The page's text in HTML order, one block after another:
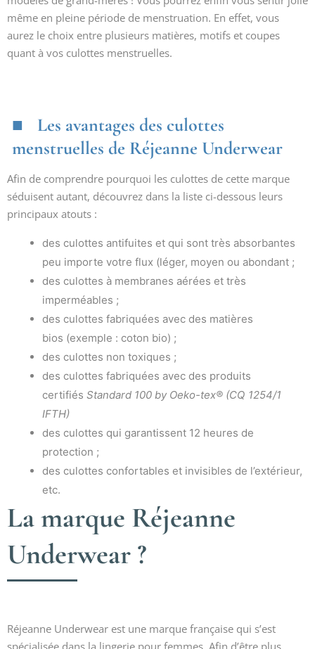
même en pleine période de menstruation. En effet, vous
aurez le choix entre plusieurs matières, motifs et coupes
quant à vos culottes menstruelles.
Les avantages des culottes
menstruelles de Réjeanne Underwear
Afin de comprendre pourquoi les culottes de cette marque
séduisent autant, découvrez dans la liste ci-dessous leurs
principaux atouts :
des culottes antifuites et qui sont très absorbantes
peu importe votre flux (léger, moyen ou abondant ;
des culottes à membranes aérées et très
imperméables ;
des culottes fabriquées avec des matières
bios (exemple : coton bio) ;
des culottes non toxiques ;
des culottes fabriquées avec des produits
certifiés Standard 100 by Oeko-tex® (CQ 1254/1
IFTH)
des culottes qui garantissent 12 heures de
protection ;
des culottes confortables et invisibles de l’extérieur,
etc.
La marque Réjeanne
Underwear ?
Réjeanne Underwear est une marque française qui s’est
spécialisée dans la lingerie pour femmes. Afin d’être plus